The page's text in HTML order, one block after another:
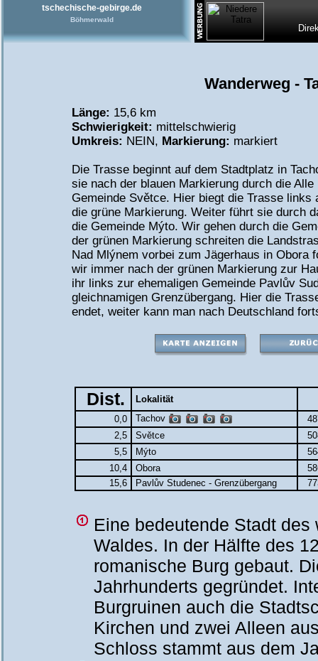
tschechische-gebirge.de
Böhmerwald
Wanderweg -
Länge: 15,6 km
Schwierigkeit: mittelschwierig
Umkreis: NEIN, Markierung: markiert
Die Trasse beginnt auf dem Stadtplatz in
sie nach der blauen Markierung durch die
Gemeinde Světce. Hier biegt die Trasse links
die grüne Markierung. Weiter führt sie durch
die Gemeinde Mýto. Wir gehen durch die
der grünen Markierung schreiten die
Nad Mlýnem vorbei zum Jägerhaus in Obora
wir immer nach der grünen Markierung zur
ihr links zur ehemaligen Gemeinde Pavlův
gleichnamigen Grenzübergang. Hier die
endet, weiter kann man nach Deutschland
Dist.
Lokalität
0,0
Tachov
2,5
Světce
5,5
Mýto
10,4
Obora
15,6
Pavlův Studenec - Grenzübergang
Eine bedeutende Stadt
Waldes. In der Hälfte des
romanische Burg gebaut.
Jahrhunderts gegründet.
Burgruinen auch die
Kirchen und zwei Alleen
Schloss stammt aus dem